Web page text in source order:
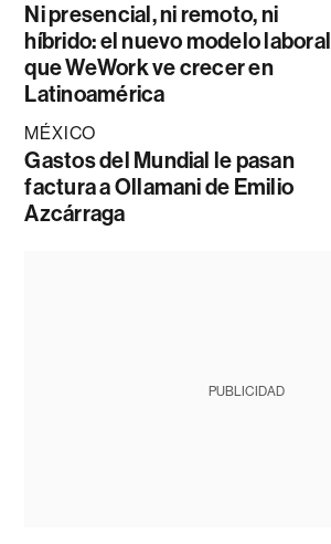
Ni presencial, ni remoto, ni
híbrido: el nuevo modelo laboral
que WeWork ve crecer en
Latinoamérica
MÉXICO
Gastos del Mundial le pasan
factura a Ollamani de Emilio
Azcárraga
PUBLICIDAD